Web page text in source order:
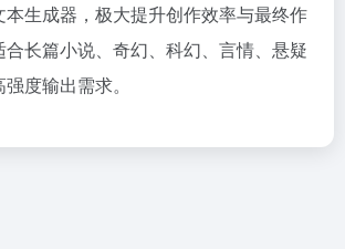
生成器，极大提升创作效率与最终作
长篇小说、奇幻、科幻、言情、悬疑
度输出需求。